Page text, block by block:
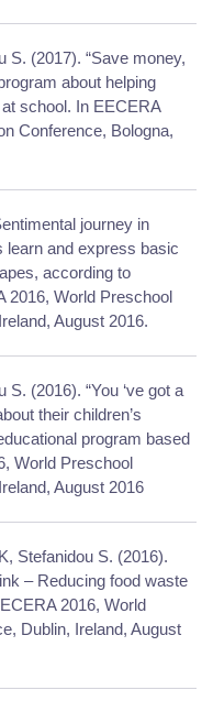
S. (2017). “Save money,
about helping
school. In EECERA
Conference, Bologna,
journey in
learn and express basic
according to
2016, World Preschool
August 2016.
(2016). “You ‘ve got a
their children’s
program based
World Preschool
August 2016
Stefanidou S. (2016).
– Reducing food waste
2016, World
Dublin, Ireland, August